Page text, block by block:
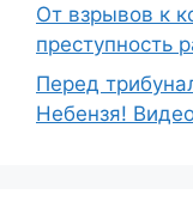
От взрывов к
преступность
Перед
Небензя!